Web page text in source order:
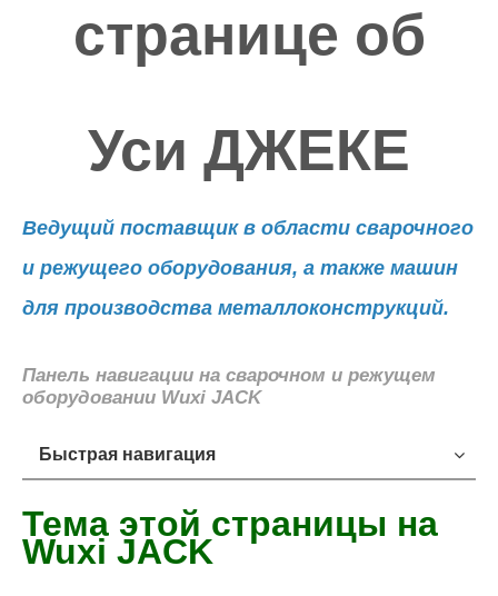
странице об
Уси ДЖЕКЕ
Ведущий поставщик в области сварочного
и режущего оборудования, а также машин
для производства металлоконструкций.
Панель навигации на сварочном и режущем
оборудовании Wuxi JACK
Быстрая навигация
Тема этой страницы на
Wuxi JACK